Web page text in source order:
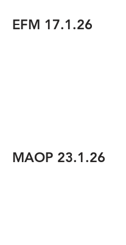
EFM 17.1.26
MAOP 23.1.26